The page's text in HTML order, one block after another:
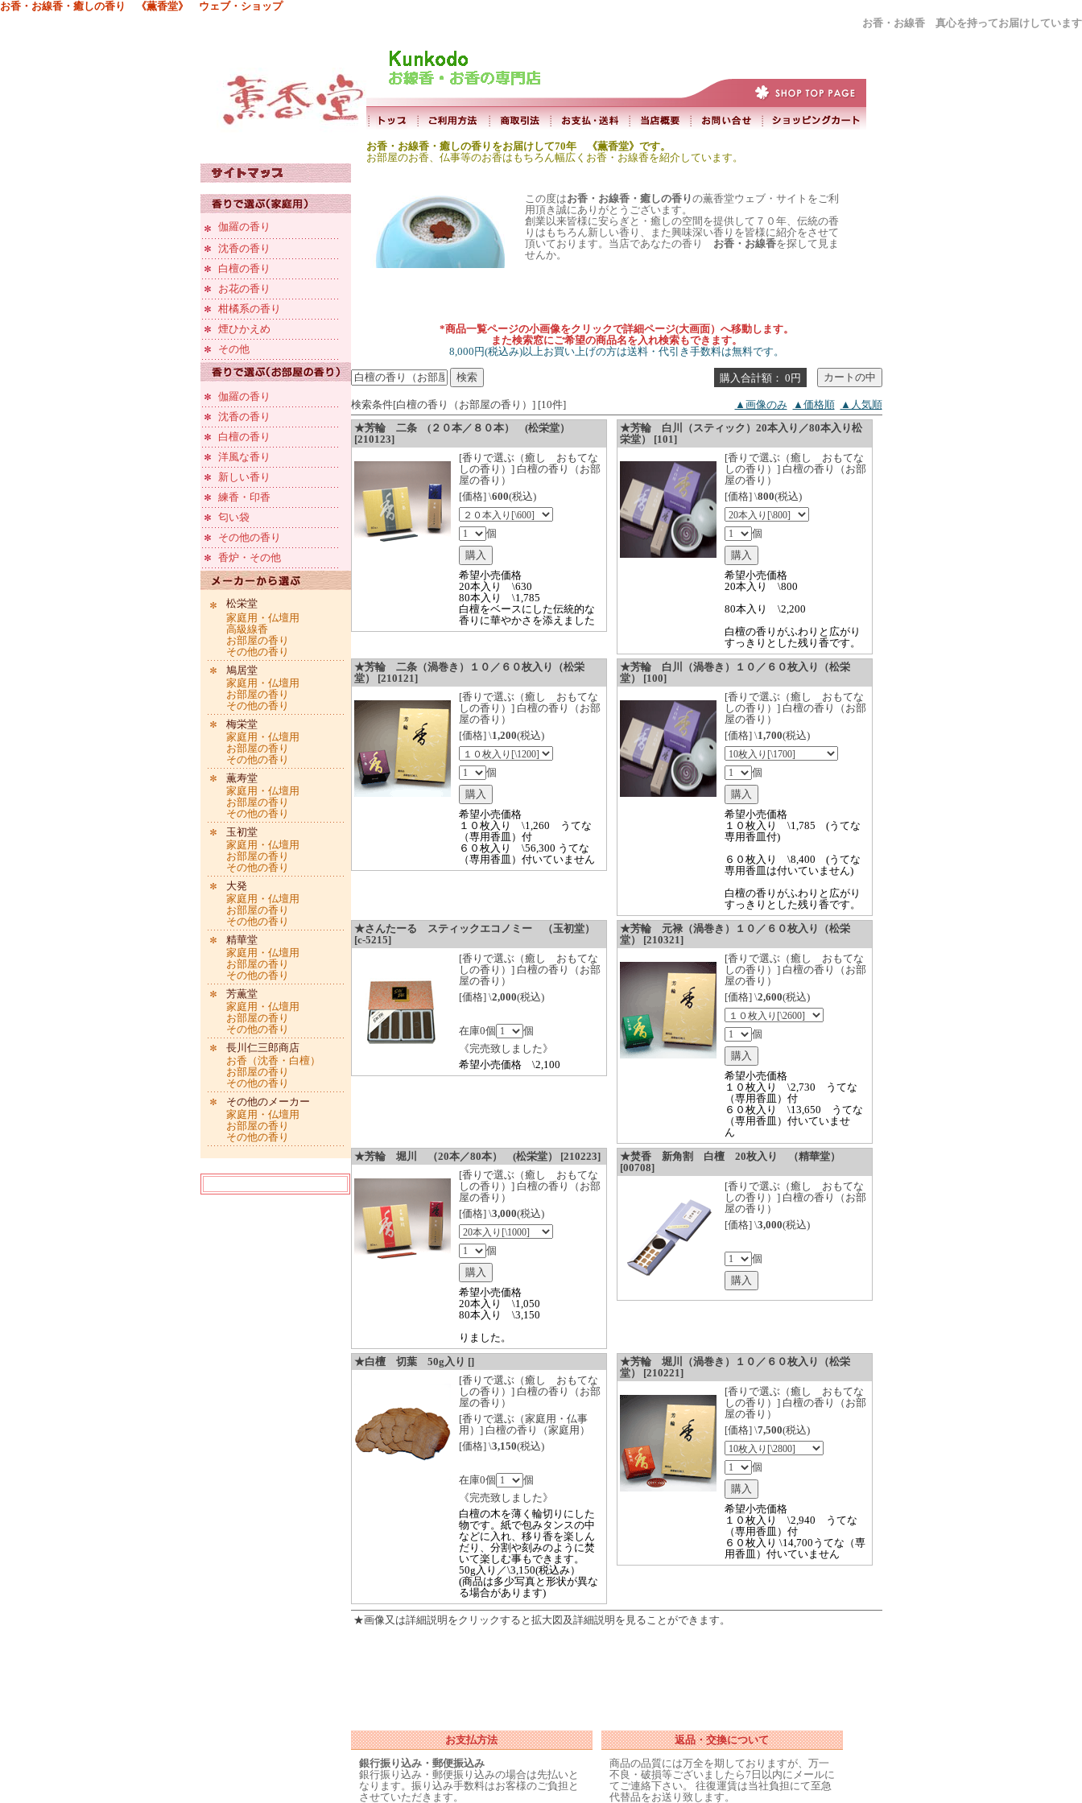
お香・お線香・癒しの香り 《薫香堂》 ウェブ・ショップ
お香・お線香 真心を持ってお届けしています
お香・お線香・癒しの香りをお届けして70年 《薫香堂》です。
お部屋のお香、仏事等のお香はもちろん幅広くお香・お線香を紹介しています。
伽羅の香り
沈香の香り
白檀の香り
お花の香り
柑橘系の香り
煙ひかえめ
その他
伽羅の香り
沈香の香り
白檀の香り
洋風な香り
新しい香り
練香・印香
匂い袋
その他の香り
香炉・その他
松栄堂
家庭用・仏壇用
高級線香
お部屋の香り
その他の香り
鳩居堂
家庭用・仏壇用
お部屋の香り
その他の香り
梅栄堂
家庭用・仏壇用
お部屋の香り
その他の香り
薫寿堂
家庭用・仏壇用
お部屋の香り
その他の香り
玉初堂
家庭用・仏壇用
お部屋の香り
その他の香り
大発
家庭用・仏壇用
お部屋の香り
その他の香り
精華堂
家庭用・仏壇用
お部屋の香り
その他の香り
芳薫堂
家庭用・仏壇用
お部屋の香り
その他の香り
長川仁三郎商店
お香（沈香・白檀）
お部屋の香り
その他の香り
その他のメーカー
家庭用・仏壇用
お部屋の香り
その他の香り
この度はお香・お線香・癒しの香りの薫香堂ウェブ・サイトをご利
用頂き誠にありがとうございます。
創業以来皆様に安らぎと・癒しの空間を提供して７０年、伝統の香
りはもちろん新しい香り、また興味深い香りを皆様に紹介をさせて
頂いております。当店であなたの香り お香・お線香を探して見ま
せんか。
*商品一覧ページの小画像をクリックで詳細ページ(大画面）へ移動します。
また検索窓にご希望の商品名を入れ検索もできます。
8,000円(税込み)以上お買い上げの方は送料・代引き手数料は無料です。
購入合計額： 0円
検索条件[白檀の香り（お部屋の香り）] [10件] ▲画像のみ ▲価格順
▲人気順
★芳輪 二条 (２０本／８０本） (松栄堂）
[210123]
[香りで選ぶ（癒し おもてな
しの香り）] 白檀の香り（お部
屋の香り）
[価格] \600(税込)
個
希望小売価格
20本入り \630
80本入り \1,785
白檀をベースにした伝統的な
香りに華やかさを添えました
★芳輪 白川（スティック）20本入り／80本入り松
栄堂） [101]
[香りで選ぶ（癒し おもてな
しの香り）] 白檀の香り（お部
屋の香り）
[価格] \800(税込)
個
希望小売価格
20本入り \800
80本入り \2,200
白檀の香りがふわりと広がり
すっきりとした残り香です。
★芳輪 二条（渦巻き）１０／６０枚入り（松栄
堂） [210121]
[香りで選ぶ（癒し おもてな
しの香り）] 白檀の香り（お部
屋の香り）
[価格] \1,200(税込)
個
希望小売価格
１０枚入り \1,260 うてな
（専用香皿）付
６０枚入り \56,300 うてな
（専用香皿）付いていません
★芳輪 白川（渦巻き）１０／６０枚入り（松栄
堂） [100]
[香りで選ぶ（癒し おもてな
しの香り）] 白檀の香り（お部
屋の香り）
[価格] \1,700(税込)
個
希望小売価格
１０枚入り \1,785 (うてな
専用香皿付)
６０枚入り \8,400 (うてな
専用香皿は付いていません)
白檀の香りがふわりと広がり
すっきりとした残り香です。
★さんたーる スティックエコノミー （玉初堂）
[c-5215]
[香りで選ぶ（癒し おもてな
しの香り）] 白檀の香り（お部
屋の香り）
[価格] \2,000(税込)
在庫0個
個
《完売致しました》
希望小売価格 \2,100
★芳輪 元禄（渦巻き）１０／６０枚入り（松栄
堂） [210321]
[香りで選ぶ（癒し おもてな
しの香り）] 白檀の香り（お部
屋の香り）
[価格] \2,600(税込)
個
希望小売価格
１０枚入り \2,730 うてな
（専用香皿）付
６０枚入り \13,650 うてな
（専用香皿）付いていませ
ん
★芳輪 堀川 （20本／80本） (松栄堂） [210223]
[香りで選ぶ（癒し おもてな
しの香り）] 白檀の香り（お部
屋の香り）
[価格] \3,000(税込)
個
希望小売価格
20本入り \1,050
80本入り \3,150
りました。
★焚香 新角割 白檀 20枚入り （精華堂）
[00708]
[香りで選ぶ（癒し おもてな
しの香り）] 白檀の香り（お部
屋の香り）
[価格] \3,000(税込)
個
★白檀 切葉 50g入り []
[香りで選ぶ（癒し おもてな
しの香り）] 白檀の香り（お部
屋の香り）
[香りで選ぶ（家庭用・仏事
用）] 白檀の香り（家庭用）
[価格] \3,150(税込)
在庫0個
個
《完売致しました》
白檀の木を薄く輪切りにした
物です。紙で包みタンスの中
などに入れ、移り香を楽しん
だり、分割や刻みのように焚
いて楽しむ事もできます。
50g入り／\3,150(税込み）
(商品は多少写真と形状が異な
る場合があります)
★芳輪 堀川（渦巻き）１０／６０枚入り（松栄
堂） [210221]
[香りで選ぶ（癒し おもてな
しの香り）] 白檀の香り（お部
屋の香り）
[価格] \7,500(税込)
個
希望小売価格
１０枚入り \2,940 うてな
（専用香皿）付
６０枚入り \14,700うてな（専
用香皿）付いていません
★画像又は詳細説明をクリックすると拡大図及詳細説明を見ることができます。
お支払方法
銀行振り込み・郵便振込み
銀行振り込み・郵便振り込みの場合は先払いと
なります。振り込み手数料はお客様のご負担と
させていただきます。
返品・交換について
商品の品質には万全を期しておりますが、万一
不良・破損等ございましたら7日以内にメールに
てご連絡下さい。 往復運賃は当社負担にて至急
代替品をお送り致します。